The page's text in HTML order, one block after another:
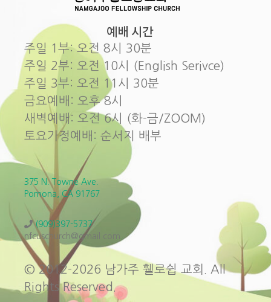
예배 시간
주일 1부: 오전 8시 30분
주일 2부: 오전 10시 (English Serivce)
주일 3부: 오전 11시 30분
금요예배: 오후 8시
새벽예배: 오전 6시 (화-금/ZOOM)
토요가정예배: 순서지 배부
375 N. Towne Ave.
Pomona, CA 91767
(909)397-5737
nfcuschurch@gmail.com
© 2012-2026 남가주 휄로쉽 교회. All
Rights Reserved.